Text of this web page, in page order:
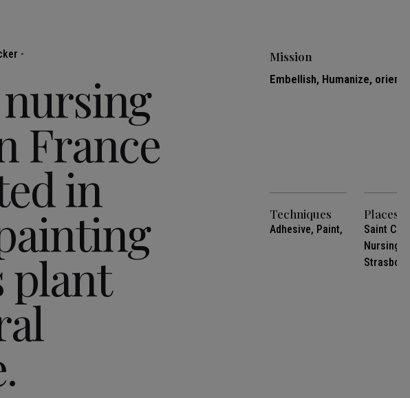
nursing
France
in
Mission
Embellish, Humanize, orient
Techniques
Adhesive, Paint,
Places
Saint
Nursing
Strasbourg